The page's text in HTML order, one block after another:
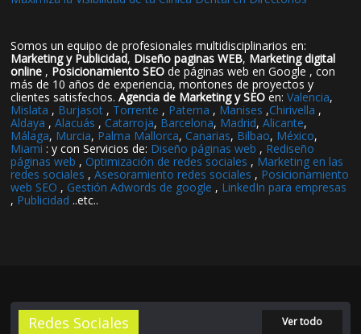
Somos un equipo de profesionales multidisciplinarios en:
Marketing y Publicidad, Diseño paginas WEB, Marketing digital
online , Posicionamiento SEO de páginas web en Google , con
más de 10 años de experiencia, montones de proyectos y
clientes satisfechos.Agencia de Marketing y SEO en:Valencia,
Mislata , Burjasot , Torrente , Paterna , Manises ,Chirivella ,
Aldaya ,Alacuás , Catarroja, Barcelona, Madrid,Alicante,
Málaga, Murcia, Palma Mallorca, Canarias, Bilbao, México,
Miami : y con Servicios de: Diseño páginas web , Rediseño
páginas web , Optimización de redes sociales , Marketing en las
redes sociales ,Asesoramiento redes sociales , Posicionamiento
web SEO , Gestión Adwords de google , LinkedIn para empresas
, Publicidad ..etc..
Redes Sociales Ver todo